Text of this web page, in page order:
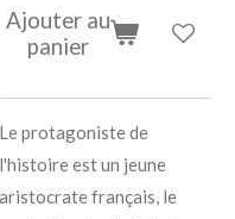
Ajouter au
panier
Le protagoniste de
l'histoire est un jeune
aristocrate français, le